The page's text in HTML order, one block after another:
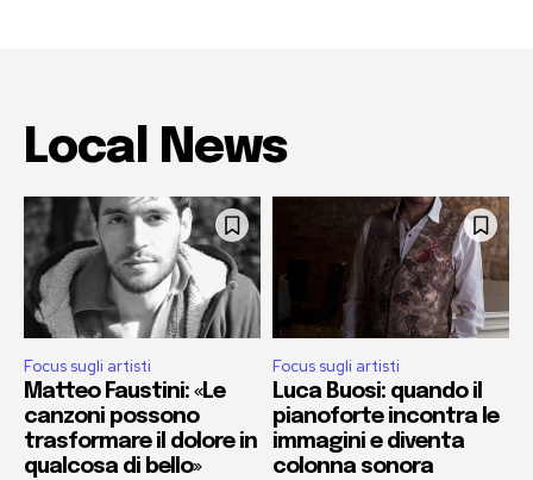
Local News
Focus sugli artisti
Matteo Faustini: «Le
canzoni possono
trasformare il dolore in
qualcosa di bello»
Focus sugli artisti
Luca Buosi: quando il
pianoforte incontra le
immagini e diventa
colonna sonora